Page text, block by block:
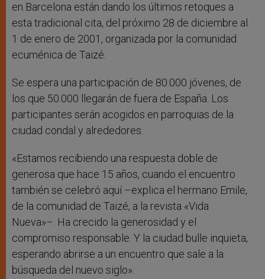
en Barcelona están dando los últimos retoques a
esta tradicional cita, del próximo 28 de diciembre al
1 de enero de 2001, organizada por la comunidad
ecuménica de Taizé.
Se espera una participación de 80.000 jóvenes, de
los que 50.000 llegarán de fuera de España. Los
participantes serán acogidos en parroquias de la
ciudad condal y alrededores.
«Estamos recibiendo una respuesta doble de
generosa que hace 15 años, cuando el encuentro
también se celebró aquí –explica el hermano Emile,
de la comunidad de Taizé, a la revista «Vida
Nueva»–. Ha crecido la generosidad y el
compromiso responsable. Y la ciudad bulle inquieta,
esperando abrirse a un encuentro que sale a la
búsqueda del nuevo siglo».